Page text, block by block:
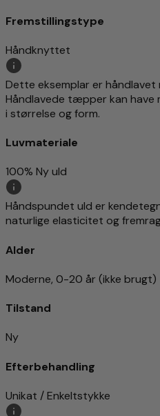
Fremstillingstype
Håndknyttet
Dette eksemplar er
Håndlavede tæpper kan have
i størrelse og form.
Luvmateriale
100% Ny uld
Håndspundet uld er
naturlige elasticitet og
Alder
Moderne, 0-20 år (ikke brugt)
Tilstand
Ny
Efterbehandling
Unikat / Enkeltstykke